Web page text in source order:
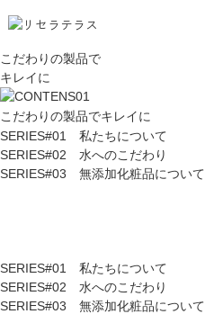
こだわりの製品で
キレイに
こだわりの製品でキレイに
SERIES#01 私たちについて
SERIES#02 水へのこだわり
SERIES#03 無添加化粧品について
SERIES#01 私たちについて
SERIES#02 水へのこだわり
SERIES#03 無添加化粧品について